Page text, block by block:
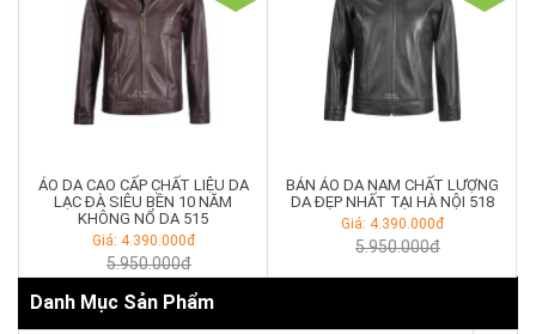
Danh Mục Sản Phẩm
ÁO DA CAO CẤP CHẤT LIỆU DA
LẠC ĐÀ SIÊU BỀN 10 NĂM
KHÔNG NỔ DA 515
Giá: 4.390.000đ
5.950.000đ
BÁN ÁO DA NAM CHẤT LƯỢNG
DA ĐẸP NHẤT TẠI HÀ NỘI 518
Giá: 4.390.000đ
5.950.000đ